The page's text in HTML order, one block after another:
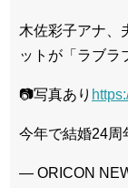
木佐彩子アナ、
ットが「ラブラ
📷写真あり
今年で結婚24周
— ORICON